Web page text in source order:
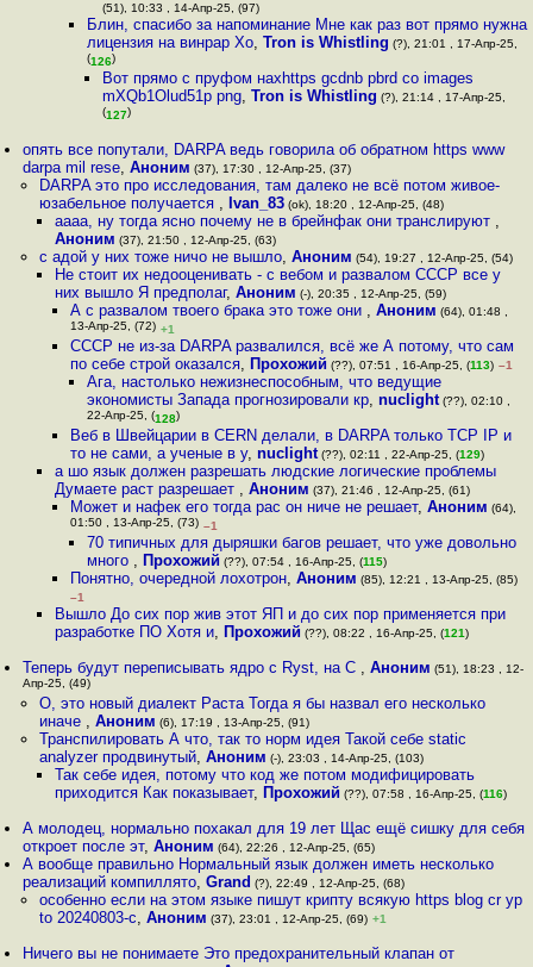
(51), 10:33 , 14-Апр-25, (97)
Блин, спасибо за напоминание Мне как раз вот прямо нужна
лицензия на винрар Хо, Tron is Whistling (?), 21:01 , 17-Апр-25,
(126)
Вот прямо с пруфом нахhttps gcdnb pbrd co images
mXQb1Olud51p png, Tron is Whistling (?), 21:14 , 17-Апр-25,
(127)
опять все попутали, DARPA ведь говорила об обратном https www
darpa mil rese,Аноним (37), 17:30 , 12-Апр-25, (37)
DARPA это про исследования, там далеко не всё потом живое-
юзабельное получается , Ivan_83(ok), 18:20 , 12-Апр-25, (48)
аааа, ну тогда ясно почему не в брейнфак они транслируют ,
Аноним (37), 21:50 , 12-Апр-25, (63)
с адой у них тоже ничо не вышло, Аноним (54), 19:27 , 12-Апр-25, (54)
Не стоит их недооценивать - с вебом и развалом СССР все у
них вышло Я предполаг, Аноним (-), 20:35 , 12-Апр-25, (59)
А с развалом твоего брака это тоже они ,Аноним (64), 01:48 ,
13-Апр-25, (72) +1
СССР не из-за DARPA развалился, всё же А потому, что сам
по себе строй оказался, Прохожий (??), 07:51 , 16-Апр-25, (113) –1
Ага, настолько нежизнеспособным, что ведущие
экономисты Запада прогнозировали кр, nuclight(??), 02:10 ,
22-Апр-25, (128)
Веб в Швейцарии в CERN делали, в DARPA только TCP IP и
то не сами, а ученые в у,nuclight (??), 02:11 , 22-Апр-25, (129)
а шо язык должен разрешать людские логические проблемы
Думаете раст разрешает , Аноним (37), 21:46 , 12-Апр-25, (61)
Может и нафек его тогда рас он ниче не решает,Аноним (64),
01:50 , 13-Апр-25, (73) –1
70 типичных для дыряшки багов решает, что уже довольно
много , Прохожий (??), 07:54 , 16-Апр-25, (115)
Понятно, очередной лохотрон,Аноним (85), 12:21 , 13-Апр-25, (85)
–1
Вышло До сих пор жив этот ЯП и до сих пор применяется при
разработке ПО Хотя и, Прохожий (??), 08:22 , 16-Апр-25, (121)
Теперь будут переписывать ядро с Ryst, на C ,Аноним (51), 18:23 , 12-
Апр-25, (49)
О, это новый диалект Раста Тогда я бы назвал его несколько
иначе , Аноним (6), 17:19 , 13-Апр-25, (91)
Транспилировать А что, так то норм идея Такой себе static
analyzer продвинутый, Аноним (-), 23:03 , 14-Апр-25, (103)
Так себе идея, потому что код же потом модифицировать
приходится Как показывает, Прохожий (??), 07:58 , 16-Апр-25, (116)
А молодец, нормально похакал для 19 лет Щас ещё сишку для себя
откроет после эт,Аноним (64), 22:26 , 12-Апр-25, (65)
А вообще правильно Нормальный язык должен иметь несколько
реализаций компиллято,Grand (?), 22:49 , 12-Апр-25, (68)
особенно если на этом языке пишут крипту всякую https blog cr yp
to 20240803-c, Аноним (37), 23:01 , 12-Апр-25, (69) +1
Ничего вы не понимаете Это предохранительный клапан от